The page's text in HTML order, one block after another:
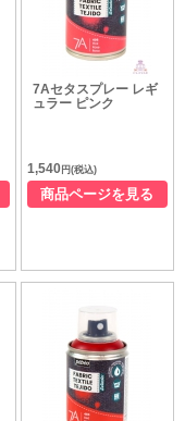
7Aセタスプレー レギ
ュラー ピンク
1,540円(税込)
商品ページを見る